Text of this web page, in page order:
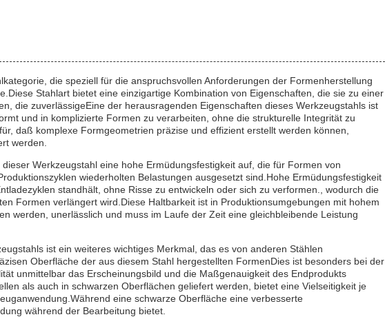
die speziell für die anspruchsvollen Anforderungen der Formenherstellung
Stahlart bietet eine einzigartige Kombination von Eigenschaften, die sie zu einer
die zuverlässigeEine der herausragenden Eigenschaften dieses Werkzeugstahls ist
und in komplizierte Formen zu verarbeiten, ohne die strukturelle Integrität zu
daß komplexe Formgeometrien präzise und effizient erstellt werden können,
werden.
Werkzeugstahl eine hohe Ermüdungsfestigkeit auf, die für Formen von
wiederholten Belastungen ausgesetzt sind.Hohe Ermüdungsfestigkeit
standhält, ohne Risse zu entwickeln oder sich zu verformen., wodurch die
Formen verlängert wird.Diese Haltbarkeit ist in Produktionsumgebungen mit hohem
werden, unerlässlich und muss im Laufe der Zeit eine gleichbleibende Leistung
ist ein weiteres wichtiges Merkmal, das es von anderen Stählen
Oberfläche der aus diesem Stahl hergestellten FormenDies ist besonders bei der
unmittelbar das Erscheinungsbild und die Maßgenauigkeit des Endprodukts
als auch in schwarzen Oberflächen geliefert werden, bietet eine Vielseitigkeit je
eine schwarze Oberfläche eine verbesserte
während der Bearbeitung bietet.